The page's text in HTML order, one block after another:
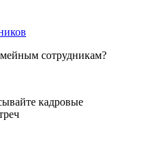
сотрудникам?
кадровые